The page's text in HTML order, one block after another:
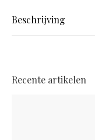
Beschrijving
Recente artikelen